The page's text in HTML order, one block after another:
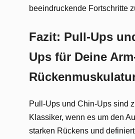
beeindruckende Fortschritte
Fazit: Pull-Ups
Ups für Deine
Pull-Ups und Chin-Ups sind
Klassiker, wenn es um den
starken Rückens und